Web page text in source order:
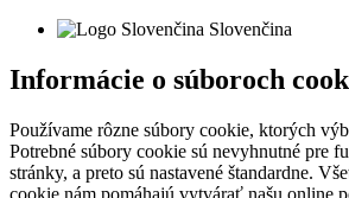
Slovenčina
Informácie o súboroch
Používame rôzne súbory cookie, ktorých
Potrebné súbory cookie sú nevyhnutné pre
stránky, a preto sú nastavené štandardne.
cookie nám pomáhajú vytvárať našu online